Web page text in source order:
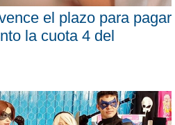
el plazo para pagar
la cuota 4 del